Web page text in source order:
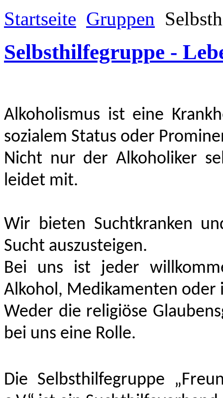
Startseite Gruppen
Selbsthilfegruppe -
Alkoholismus ist eine
sozialem Status oder
Nicht nur der Alkoholiker
leidet mit.
Wir bieten Suchtkranken
Sucht auszusteigen.
Bei uns ist jeder
Alkohol, Medikamenten
Weder die religiöse
bei uns eine Rolle.
Die Selbsthilfegruppe